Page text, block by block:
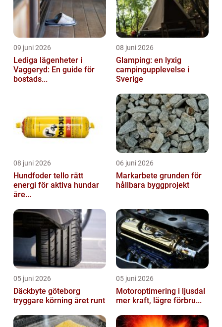
09 juni 2026
Lediga lägenheter i
Vaggeryd: En guide för
bostads...
08 juni 2026
Glamping: en lyxig
campingupplevelse i
Sverige
08 juni 2026
Hundfoder tello rätt
energi för aktiva hundar
åre...
06 juni 2026
Markarbete grunden för
hållbara byggprojekt
05 juni 2026
Däckbyte göteborg
tryggare körning året runt
05 juni 2026
Motoroptimering i ljusdal
mer kraft, lägre förbru...